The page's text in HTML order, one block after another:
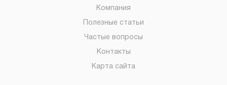
Компания
Полезные статьи
Частые вопросы
Контакты
Карта сайта